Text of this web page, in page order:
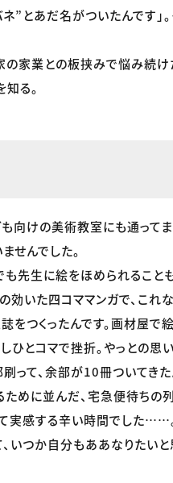
”とあだ名がついたんです」
の家業との板挟みで悩み続け
る。
向けの美術教室にも通って
せんでした。
先生に絵をほめられることも
効いた四コママンガで、これ
をつくったんです。画材屋で
ひとコマで挫折。やっとの
って、余部が10冊ついてき
ために並んだ、宅急便待ちの
実感する辛い時間でした……
いつか自分もああなりたいと